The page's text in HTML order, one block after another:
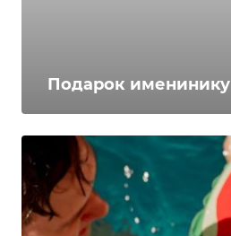
Подарок именинику